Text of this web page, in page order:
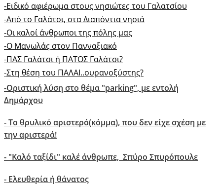
-Ειδικό αφιέρωμα στους νησιώτες του Γαλατσίου
-Από το Γαλάτσι, στα Διαπόντια νησιά
-Oι καλοί άνθρωποι της πόλης μας
-O Mανωλάς στον Πανναξιακό
-ΠΑΣ Γαλάτσι ή ΠΑΤΟΣ Γαλάτσι?
-Στη θέση του ΠΑΛΑΙ..ουρανοξύστης?
-Οριστική λύση στο θέμα "parking", με εντολή
Δημάρχου
- Το θρυλικό αριστερό(κόμμα), που δεν είχε σχέση με
την αριστερά!
- "Kαλό ταξίδι" καλέ άνθρωπε, Σπύρο Σπυρόπουλε
- Ελευθερία ή θάνατος